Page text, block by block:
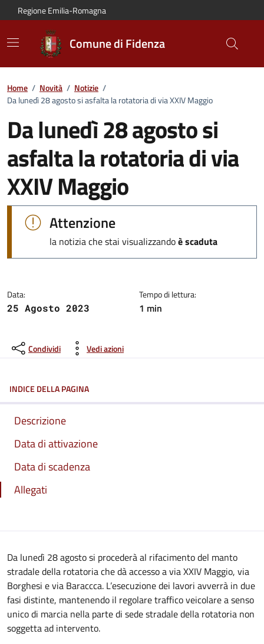
Vai al contenuto principale
Vai alla navigazione del sito
Vai al piede di pagina
Regione Emilia-Romagna
Comune di Fidenza
Home / Novità / Notizie /
Da lunedì 28 agosto si asfalta la rotatoria di via XXIV Maggio
Da lunedì 28 agosto si
asfalta la rotatoria di via
XXIV Maggio
Dettagli della notizia:
Attenzione
la notizia che stai visualizzandoè scaduta
Data:
25 Agosto 2023
Tempo di lettura:
1 min
Condividi Vedi azioni
INDICE DELLA PAGINA
Descrizione
Data di attivazione
Data di scadenza
Allegati
Da lunedì 28 agosto si procederà al rifacimento del manto
stradale della rotatoria che dà accesso a via XXIV Maggio, via
Borghesi e via Baraccca. L’esecuzione dei lavori avverrà in due
fasi distinte, mantenendo il regolare traffico veicolare a senso
unico di marcia nella parte di sede stradale della rotatoria non
soggetta ad intervento.